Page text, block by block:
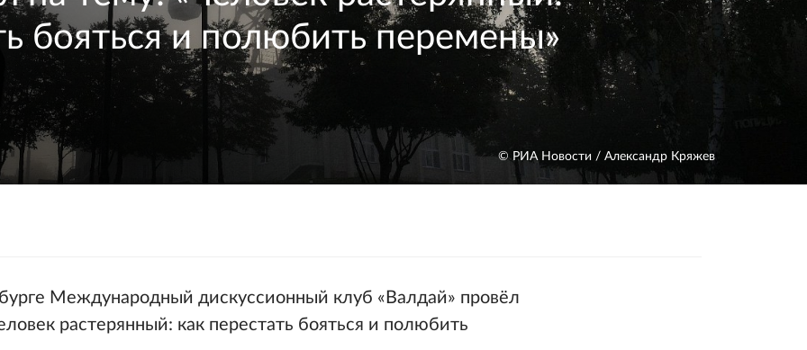
бояться и полюбить перемены»
© РИА Новости / Александр Кряжев
Международный дискуссионный клуб «Валдай» провёл
растерянный: как перестать бояться и полюбить